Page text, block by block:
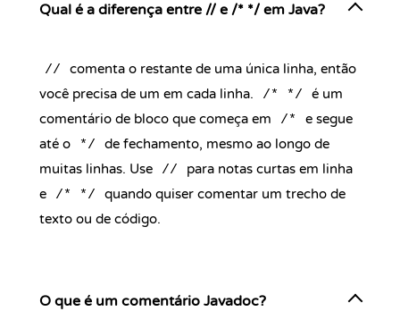
Qual é a diferença entre // e /* */ em Java?
//
comenta o restante de uma única linha, então
você precisa de um em cada linha.
/* */
é um
comentário de bloco que começa em
/*
e segue
até o
*/
de fechamento, mesmo ao longo de
muitas linhas. Use
//
para notas curtas em linha
e
/* */
quando quiser comentar um trecho de
texto ou de código.
O que é um comentário Javadoc?